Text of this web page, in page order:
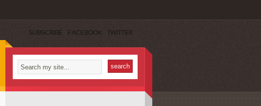
SUBSCRIBE FACEBOOK TWITTER